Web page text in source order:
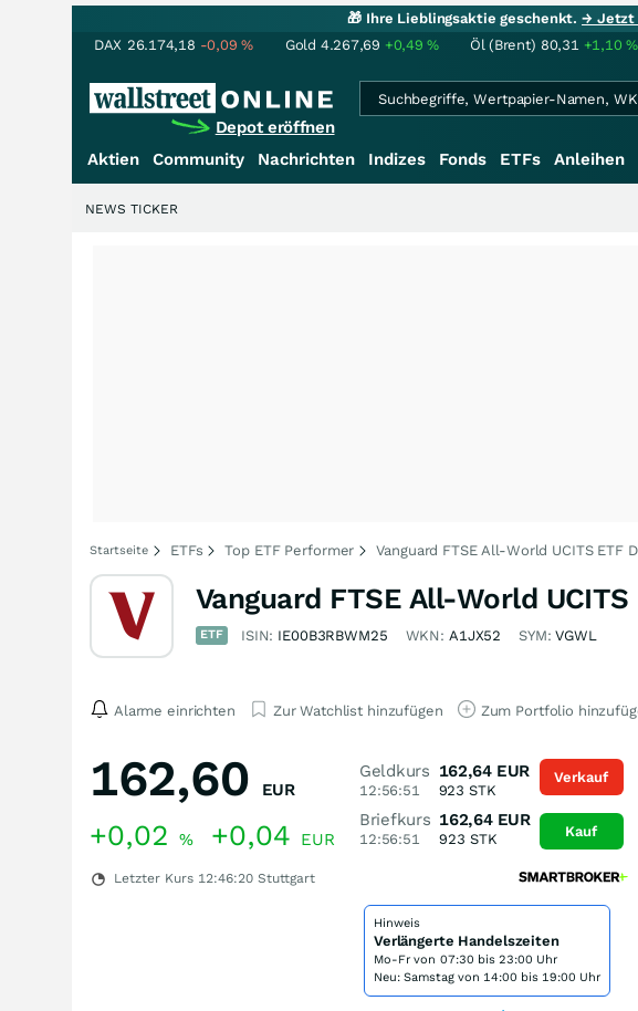
🎁 Ihre Lieblingsaktie geschenkt.→ Jetzt
DAX 26.174,18 -0,09% Gold 4.267,69 +0,49% Öl (Brent) 80,31 +1,10%
Depot eröffnen
Aktien Community Nachrichten Indizes Fonds ETFs Anleihen
NEWS TICKER
Startseite ETFs Top ETF Performer Vanguard FTSE All-World UCITS ETF
Vanguard FTSE All-World
ETF ISIN: IE00B3RBWM25 WKN: A1JX52 SYM:VGWL
Alarme einrichten Zur Watchlist hinzufügen Zum Portfolio
162,60 EUR
+0,02 % +0,04 EUR
Letzter Kurs 12:46:20 Stuttgart
Geldkurs
12:56:51
162,64 EUR
923 STK
Briefkurs
12:56:51
162,64 EUR
923 STK
Verkauf
Kauf
Hinweis
Verlängerte Handelszeiten
Mo-Fr von 07:30 bis 23:00 Uhr
Neu: Samstag von 14:00 bis 19:00 Uhr